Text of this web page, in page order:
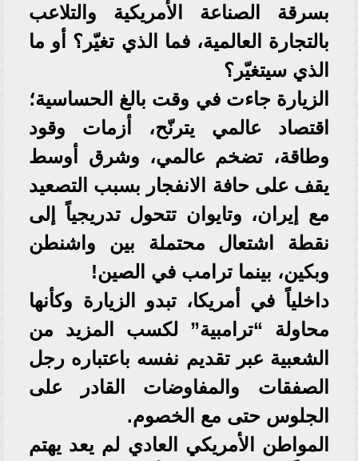
بسرقة الصناعة الأمريكية والتلاعب
بالتجارة العالمية، فما الذي تغيّر؟ أو ما
الذي سيتغيّر؟
الزيارة جاءت في وقت بالغ الحساسية؛
اقتصاد عالمي يترنّح، أزمات وقود
وطاقة، تضخم عالمي، وشرق أوسط
يقف على حافة الانفجار بسبب التصعيد
مع إيران، وتايوان تتحول تدريجياً إلى
نقطة اشتعال محتملة بين واشنطن
وبكين، بينما ترامب في الصين!
داخلياً في أمريكا، تبدو الزيارة وكأنها
محاولة “ترامبية” لكسب المزيد من
الشعبية عبر تقديم نفسه باعتباره رجل
الصفقات والمفاوضات القادر على
الجلوس حتى مع الخصوم.
المواطن الأمريكي العادي لم يعد يهتم